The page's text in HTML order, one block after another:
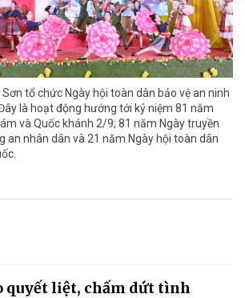
tổ chức Ngày hội toàn dân bảo vệ an ninh
là hoạt động hướng tới kỷ niệm 81 năm
và Quốc khánh 2/9; 81 năm Ngày truyền
an nhân dân và 21 năm Ngày hội toàn dân
quyết liệt, chấm dứt tình